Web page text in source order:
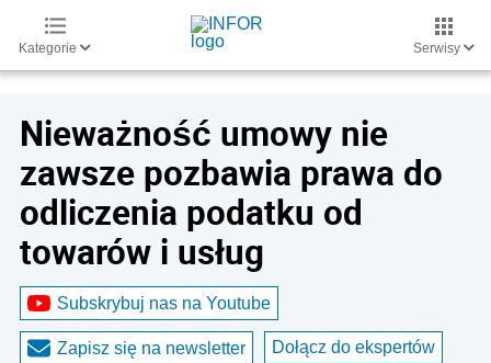
Kategorie Serwisy
Nieważność umowy nie
zawsze pozbawia prawa do
odliczenia podatku od
towarów i usług
Subskrybuj nas na Youtube
Zapisz się na newsletter Dołącz do ekspertów